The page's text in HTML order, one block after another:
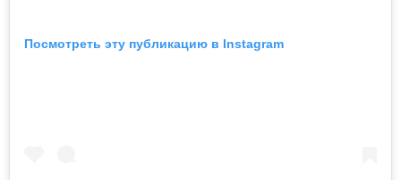
Посмотреть эту публикацию в Instagram